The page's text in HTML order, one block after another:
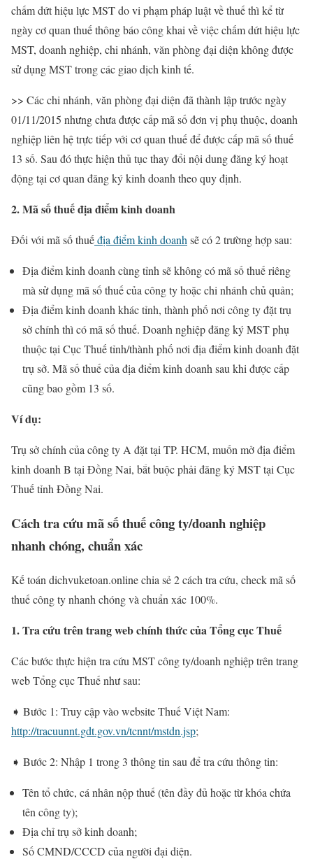
chấm dứt hiệu lực MST do vi phạm pháp luật về thuế thì kể từ
ngày cơ quan thuế thông báo công khai về việc chấm dứt hiệu lực
MST, doanh nghiệp, chi nhánh, văn phòng đại diện không được
sử dụng MST trong các giao dịch kinh tế.
>> Các chi nhánh, văn phòng đại diện đã thành lập trước ngày
01/11/2015 nhưng chưa được cấp mã số đơn vị phụ thuộc, doanh
nghiệp liên hệ trực tiếp với cơ quan thuế để được cấp mã số thuế
13 số. Sau đó thực hiện thủ tục thay đổi nội dung đăng ký hoạt
động tại cơ quan đăng ký kinh doanh theo quy định.
2. Mã số thuế địa điểm kinh doanh
Đối với mã số thuếđịa điểm kinh doanhsẽ có 2 trường hợp sau:
Địa điểm kinh doanh cùng tỉnh sẽ không có mã số thuế riêng
mà sử dụng mã số thuế của công ty hoặc chi nhánh chủ quản;
Địa điểm kinh doanh khác tỉnh, thành phố nơi công ty đặt trụ
sở chính thì có mã số thuế. Doanh nghiệp đăng ký MST phụ
thuộc tại Cục Thuế tỉnh/thành phố nơi địa điểm kinh doanh đặt
trụ sở. Mã số thuế của địa điểm kinh doanh sau khi được cấp
cũng bao gồm 13 số.
Ví dụ:
Trụ sở chính của công ty A đặt tại TP. HCM, muốn mở địa điểm
kinh doanh B tại Đồng Nai, bắt buộc phải đăng ký MST tại Cục
Thuế tỉnh Đồng Nai.
Cách tra cứu mã số thuế công ty/doanh nghiệp
nhanh chóng, chuẩn xác
Kế toán dichvuketoan.online chia sẻ 2 cách tra cứu, check mã số
thuế công ty nhanh chóng và chuẩn xác 100%.
1. Tra cứu trên trang web chính thức của Tổng cục Thuế
Các bước thực hiện tra cứu MST công ty/doanh nghiệp trên trang
web Tổng cục Thuế như sau:
➧ Bước 1: Truy cập vào website Thuế Việt Nam:
http://tracuunnt.gdt.gov.vn/tcnnt/mstdn.jsp;
➧ Bước 2: Nhập 1 trong 3 thông tin sau để tra cứu thông tin:
Tên tổ chức, cá nhân nộp thuế (tên đầy đủ hoặc từ khóa chứa
tên công ty);
Địa chỉ trụ sở kinh doanh;
Số CMND/CCCD của người đại diện.